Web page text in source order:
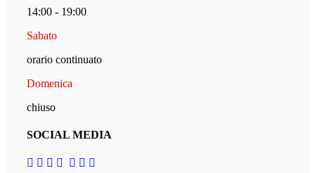
14:00 - 19:00
Sabato
orario continuato
Domenica
chiuso
SOCIAL MEDIA